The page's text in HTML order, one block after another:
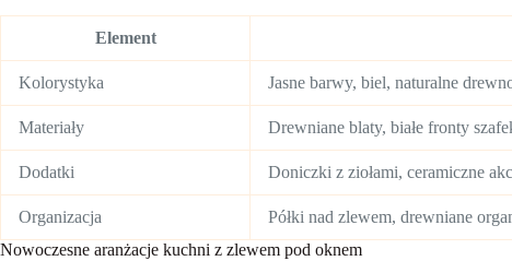
Element
Kolorystyka Jasne barwy, biel, naturalne
Materiały Drewniane blaty, białe fronty
Dodatki Doniczki z ziołami, ceramiczne
Organizacja
Półki nad zlewem, drewniane
Nowoczesne aranżacje kuchni z zlewem pod oknem